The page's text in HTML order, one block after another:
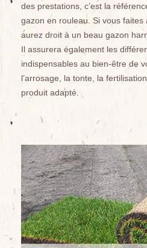
des prestations, c’est la
gazon en rouleau. Si vous faites
aurez droit à un beau gazon
Il assurera également les
indispensables au bien-être de
l’arrosage, la tonte, la
produit adapté.